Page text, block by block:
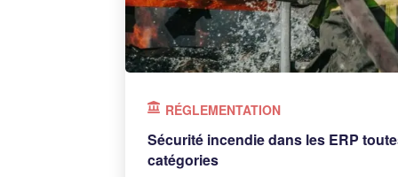
RÉGLEMENTATION
Sécurité incendie dans les ERP
catégories